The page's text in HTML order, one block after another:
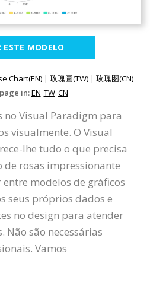
ESTE MODELO
Chart(EN)| 玫瑰圖(TW)| 玫瑰图(CN)
in:EN TW CN
no Visual Paradigm para
visualmente. O Visual
lhe tudo o que precisa
rosas impressionante
entre modelos de gráficos
seus próprios dados e
no design para atender
Não são necessárias
Vamos